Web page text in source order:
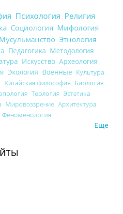
Психология Религия
Социология Мифология
Мусульманство Этнология
Педагогика Методология
Искусство Археология
Экология Военные Культура
Китайская философия Биология
Теология Эстетика
Мировоззрение Архитектура
Феноменология
Еще